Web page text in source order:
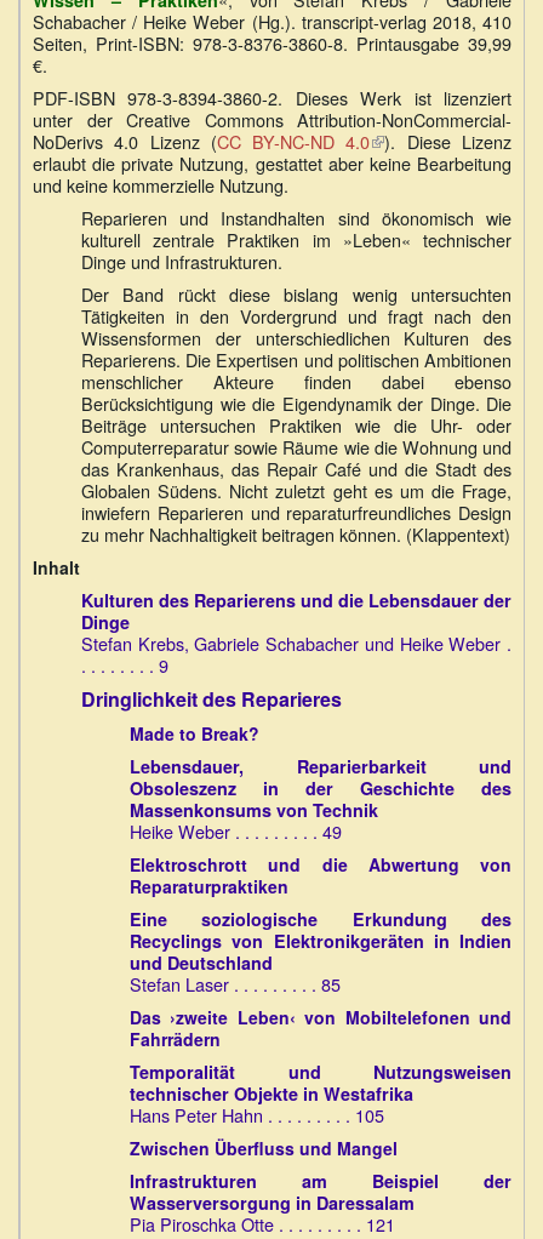
Schabacher / Heike Weber (Hg.). transcript-verlag 2018, 410
Seiten, Print-ISBN: 978-3-8376-3860-8. Printausgabe 39,99
€.
PDF-ISBN 978-3-8394-3860-2. Dieses Werk ist lizenziert
unter der Creative Commons Attribution-NonCommercial-
NoDerivs 4.0 Lizenz (CC BY-NC-ND 4.0(Link
ist
). Diese Lizenz
erlaubt die private Nutzung, gestattet aber keine Bearbeitung
und keine kommerzielle Nutzung.
Reparieren und Instandhalten sind ökonomisch wie
kulturell zentrale Praktiken im »Leben« technischer
Dinge und Infrastrukturen.
Der Band rückt diese bislang wenig untersuchten
Tätigkeiten in den Vordergrund und fragt nach den
Wissensformen der unterschiedlichen Kulturen des
Reparierens. Die Expertisen und politischen Ambitionen
menschlicher Akteure finden dabei ebenso
Berücksichtigung wie die Eigendynamik der Dinge. Die
Beiträge untersuchen Praktiken wie die Uhr- oder
Computerreparatur sowie Räume wie die Wohnung und
das Krankenhaus, das Repair Café und die Stadt des
Globalen Südens. Nicht zuletzt geht es um die Frage,
inwiefern Reparieren und reparaturfreundliches Design
zu mehr Nachhaltigkeit beitragen können. (Klappentext)
Inhalt
Kulturen des Reparierens und die Lebensdauer der
Dinge
Stefan Krebs, Gabriele Schabacher und Heike Weber .
. . . . . . . . 9
Dringlichkeit des Reparieres
Made to Break?
Lebensdauer, Reparierbarkeit und
Obsoleszenz in der Geschichte des
Massenkonsums von Technik
Heike Weber . . . . . . . . . 49
Elektroschrott und die Abwertung von
Reparaturpraktiken
Eine soziologische Erkundung des
Recyclings von Elektronikgeräten in Indien
und Deutschland
Stefan Laser . . . . . . . . . 85
Das ›zweite Leben‹ von Mobiltelefonen und
Fahrrädern
Temporalität und Nutzungsweisen
technischer Objekte in Westafrika
Hans Peter Hahn . . . . . . . . . 105
Zwischen Überfluss und Mangel
Infrastrukturen am Beispiel der
Wasserversorgung in Daressalam
Pia Piroschka Otte . . . . . . . . . 121